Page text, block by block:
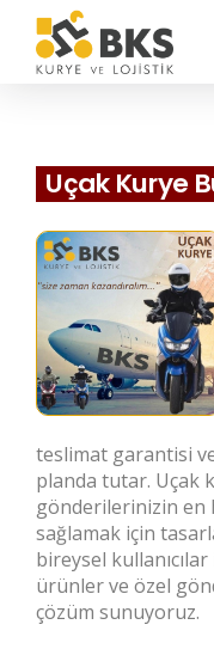
Uçak Kurye
teslimat garantisi
planda tutar. Uçak
gönderilerinizin en
sağlamak için
bireysel
ürünler ve özel
çözüm sunuyoruz.